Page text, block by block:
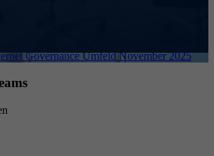
Governance Umfeld November 2025